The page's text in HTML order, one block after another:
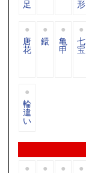
足 形
唐
花
鐶 亀
甲
七
宝
輪
違
い